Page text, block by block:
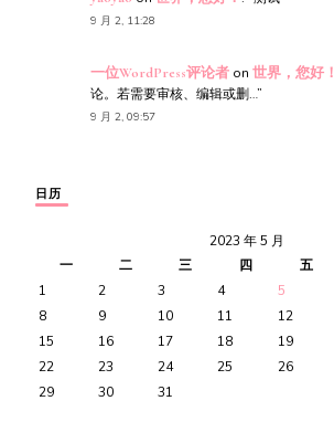
9 月 2, 11:28
一位WordPress评论者 on 世界，您好！
论。若需要审核、编辑或删…”
9 月 2, 09:57
日历
2023 年 5 月
一
二 三 四 五
1
2 3 4 5
8
9 10 11 12
15
16 17 18 19
22
23 24 25 26
29
30 31